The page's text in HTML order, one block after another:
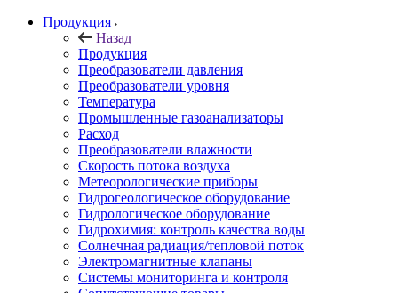
Продукция
Назад
Продукция
Преобразователи давления
Преобразователи уровня
Температура
Промышленные газоанализаторы
Расход
Преобразователи влажности
Скорость потока воздуха
Метеорологические приборы
Гидрогеологическое оборудование
Гидрологическое оборудование
Гидрохимия: контроль качества воды
Солнечная радиация/тепловой поток
Электромагнитные клапаны
Системы мониторинга и контроля